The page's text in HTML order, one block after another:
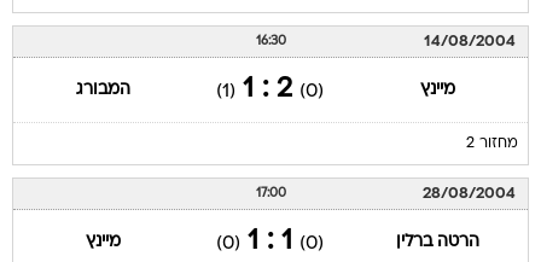
14/08/2004
16:30
מיינץ (0)
2 : 1
(1) המבורג
מחזור 2
28/08/2004
17:00
הרטה ברלין (0)
1 : 1
(0) מיינץ